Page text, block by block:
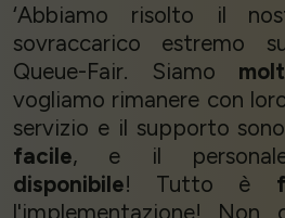
‘Abbiamo risolto il
sovraccarico estremo
Queue-Fair. Siamo
vogliamo rimanere con
servizio e il supporto sono
facile, e il
disponibile! Tutto è
l'implementazione! Non